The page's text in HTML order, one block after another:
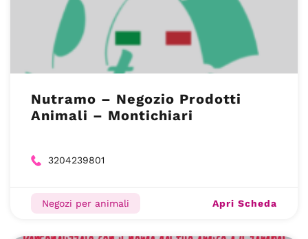
Nutramo – Negozio Prodotti
Animali – Montichiari
3204239801
Negozi per animali Apri Scheda